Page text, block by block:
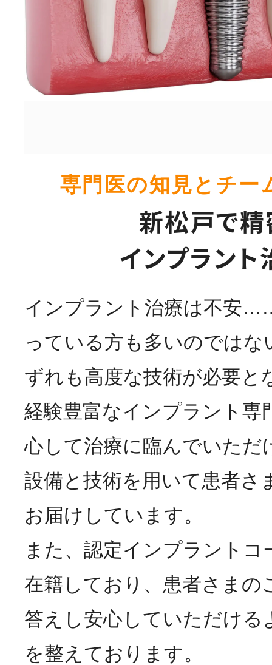
新松戸で
インプラン
専門医の知見とチー
インプラント治療は不安
っている方も多いのではな
ずれも高度な技術が必要と
経験豊富なインプラント専
心して治療に臨んでいただ
設備と技術を用いて患者さ
お届けしています。
また、認定インプラントコ
在籍しており、患者さまの
答えし安心していただける
を整えております。